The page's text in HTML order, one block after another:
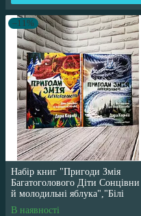
–11%
Набір книг "Пригоди Змія
Багатоголового Діти Сонцівни
й молодильні яблука","Білі
перлини для Білої Королеви"
В наявності